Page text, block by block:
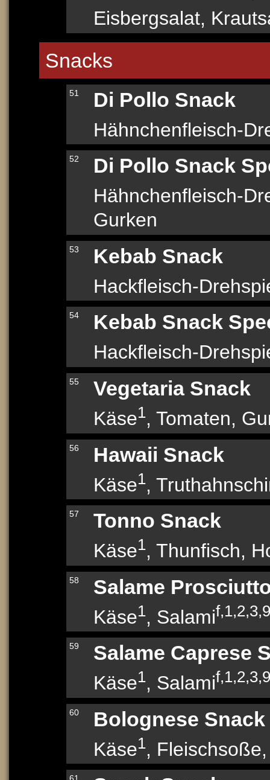
Eisbergsalat,
Snacks
51 Di Pollo Snack
Hähnchenfleisch-
52 Di Pollo Snack
Hähnchenfleisch-
Gurken
53 Kebab Snack
Hackfleisch-
54 Kebab Snack
Hackfleisch-
55 Vegetaria Snack
Käse1, Tomaten,
56 Hawaii Snack
Käse1,
57 Tonno Snack
Käse1, Thunfisch,
58 Salame
Käse1, Salami
59 Salame Caprese
Käse1, Salami
60 Bolognese Snack
Käse1,